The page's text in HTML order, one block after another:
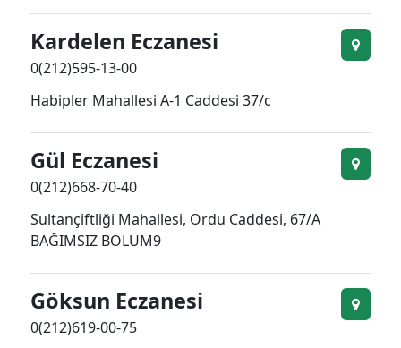
Kardelen Eczanesi
0(212)595-13-00
Habipler Mahallesi A-1 Caddesi 37/c
Gül Eczanesi
0(212)668-70-40
Sultançiftliği Mahallesi, Ordu Caddesi, 67/A
BAĞIMSIZ BÖLÜM9
Göksun Eczanesi
0(212)619-00-75